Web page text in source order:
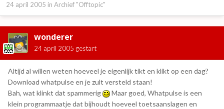
24 april 2005 in Archief "Offtopic"
wonderer
24 april 2005 gestart
Altijd al willen weten hoeveel je eigenlijk tikt en klikt op een dag?
Download whatpulse en je zult versteld staan!
Bah, wat klinkt dat spammerig
Maar goed, Whatpulse is een
klein programmaatje dat bijhoudt hoeveel toetsaanslagen en